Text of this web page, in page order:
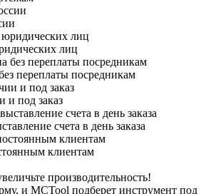
лиц
переплаты посредникам
и под заказ
счета в день заказа
клиентам
производительность!
и MCTool подберет инструмент под